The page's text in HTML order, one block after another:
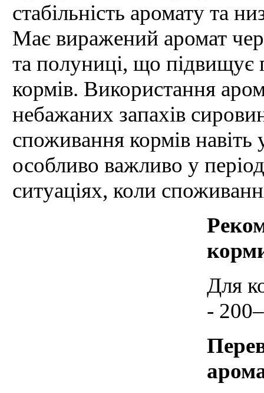
стабільність аромату та
Має виражений аромат
та полуниці, що підвищує
кормів. Використання
небажаних запахів
споживання кормів
особливо важливо у
ситуаціях, коли
Для
-